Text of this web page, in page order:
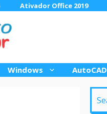
Ativador Office 2019
Windows AutoCAD